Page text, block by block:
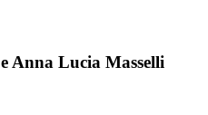
Anna Lucia Masselli